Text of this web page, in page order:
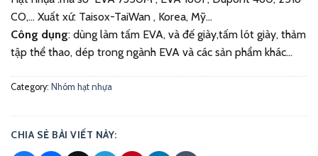
CO,… Xuất xứ: Taisox-TaiWan , Korea, Mỹ…
Công dụng: dùng làm tấm EVA, và đế giày,tấm lót giày, thảm
tập thể thao, dép trong ngành EVA và các sản phẩm khác…
Category: Nhóm hạt nhựa
CHIA SẺ BÀI VIẾT NÀY: